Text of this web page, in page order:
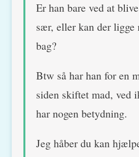
Er han bare ved at
sær, eller kan der ligge
bag?
Btw så har han for en
siden skiftet mad, ved
har nogen betydning.
Jeg håber du kan